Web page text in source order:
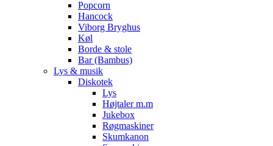
Popcorn
Hancock
Viborg Bryghus
Køl
Borde & stole
Bar (Bambus)
Lys & musik
Diskotek
Lys
Højtaler m.m
Jukebox
Røgmaskiner
Skumkanon